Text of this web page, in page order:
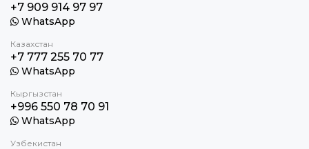
+7 909 914 97 97
WhatsApp
Казахстан
+7 777 255 70 77
WhatsApp
Кыргызстан
+996 550 78 70 91
WhatsApp
Узбекистан